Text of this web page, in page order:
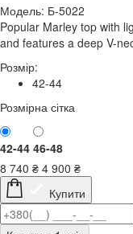
Модель: Б-5022
Popular Marley top with
and features a deep V-
Розмір:
42-44
Розмірна сітка
42-44 46-48
8 740 ₴ 4 900 ₴
Купити